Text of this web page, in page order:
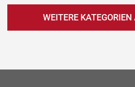
WEITERE